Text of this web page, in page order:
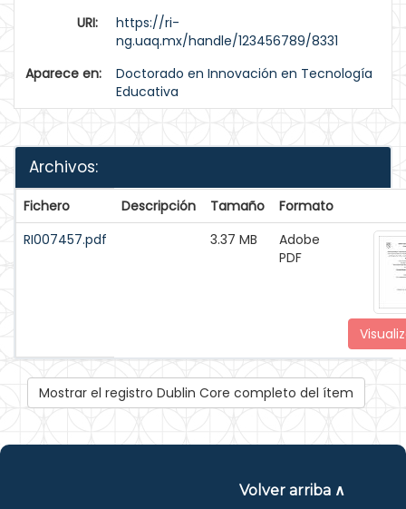
URI:
https://ri-
ng.uaq.mx/handle/123456789/8331
Aparece en:
Doctorado en Innovación en Tecnología
Educativa
Archivos:
Fichero Descripción Tamaño
Formato
RI007457.pdf
3.37 MB
Adobe
PDF
Mostrar el registro Dublin Core completo del ítem
Volver arriba ∧